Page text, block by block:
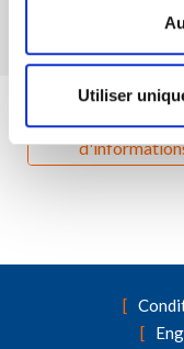
Utiliser
Contactez